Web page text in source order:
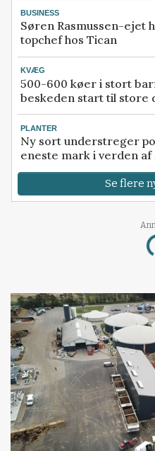
BUSINESS
Søren Rasmussen-ejet
topchef hos Tican
KVÆG
500-600 køer i stort
beskeden start til store
PLANTER
Ny sort understreger
eneste mark i verden af
Se flere